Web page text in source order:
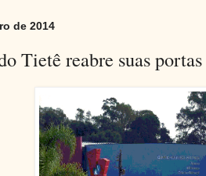
de 2014
Tietê reabre suas